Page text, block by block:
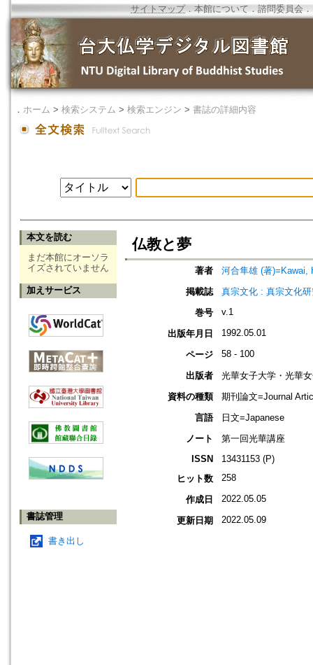
サイトマップ．本館について ． 諮問委員会 ．
． ホーム > 検索システム > 検索エンジン > 書誌の詳細内容
本文を読む
まだ本館にオーソラ
イズされていません
加えサービス
書誌管理
書き出し
仏教と夢
著者
河合隼雄 (著)=Kawai,
掲載誌
真宗文化 : 真宗文化
巻号
v.1
出版年月日 1992.05.01
ページ 58 - 100
出版者
光華女子大学・光華
資料の種類
期刊論文=Journal
言語
日文=Japanese
ノート
第一回光華講座
ISSN
13431153 (P)
ヒット数
258
作成日 2022.05.05
更新日期 2022.05.09